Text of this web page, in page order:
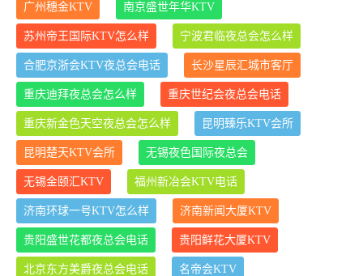
广州穗金KTV 南京盛世年华KTV
苏州帝王国际KTV怎么样 宁波君临夜总会怎么样
合肥京浙会KTV夜总会电话 长沙星辰汇城市客厅
重庆迪拜夜总会怎么样 重庆世纪会夜总会电话
重庆新金色天空夜总会怎么样 昆明臻乐KTV会所
昆明楚天KTV会所 无锡夜色国际夜总会
无锡金颐汇KTV 福州新冶会KTV电话
济南环球一号KTV怎么样 济南新闻大厦KTV
贵阳盛世花都夜总会电话 贵阳鲜花大厦KTV
北京东方美爵夜总会电话 名帝会KTV